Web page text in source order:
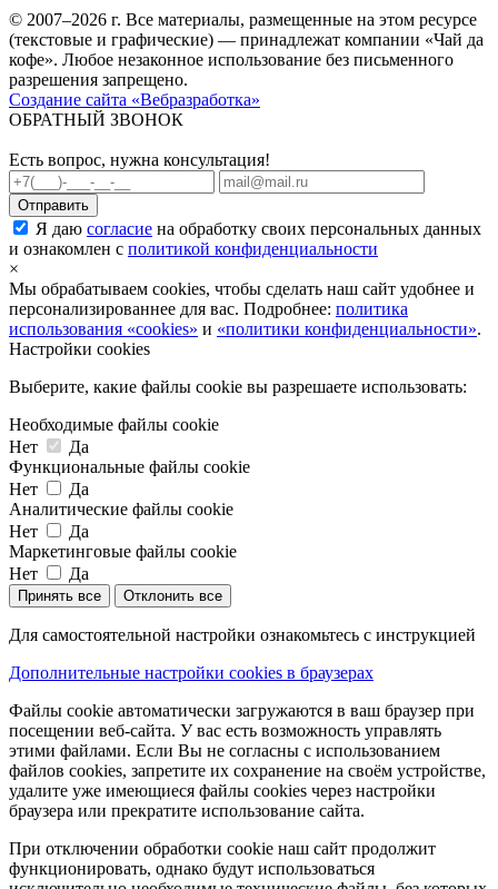
© 2007–2026 г. Все материалы, размещенные на этом ресурсе
(текстовые и графические) — принадлежат компании «Чай да
кофе». Любое незаконное использование без письменного
разрешения запрещено.
Создание сайта «Вебразработка»
ОБРАТНЫЙ ЗВОНОК
Есть вопрос, нужна консультация!
Я даю согласие на обработку своих персональных данных
и ознакомлен с политикой конфиденциальности
×
Мы обрабатываем cookies, чтобы сделать наш сайт удобнее и
персонализированнее для вас. Подробнее: политика
использования «cookies» и «политики конфиденциальности».
Настройки cookies
Выберите, какие файлы cookie вы разрешаете использовать:
Необходимые файлы cookie
Нет
Да
Функциональные файлы cookie
Нет
Да
Аналитические файлы cookie
Нет
Да
Маркетинговые файлы cookie
Нет
Да
Принять все Отклонить все
Для самостоятельной настройки ознакомьтесь с инструкцией
Дополнительные настройки cookies в браузерах
Файлы cookie автоматически загружаются в ваш браузер при
посещении веб-сайта. У вас есть возможность управлять
этими файлами. Если Вы не согласны с использованием
файлов cookies, запретите их сохранение на своём устройстве,
удалите уже имеющиеся файлы cookies через настройки
браузера или прекратите использование сайта.
При отключении обработки cookie наш сайт продолжит
функционировать, однако будут использоваться